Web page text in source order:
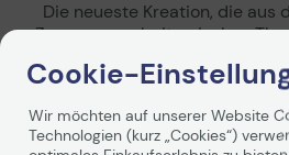
Die neueste Kreation, die aus
Zusammenarbeit zwischen
legendären einsitzigen
Ferrari SF1000 Edition
Beschriftung und die offiziellen
Cookie-
Wir möchten auf unserer Website
Technologien (kurz „Cookies“)